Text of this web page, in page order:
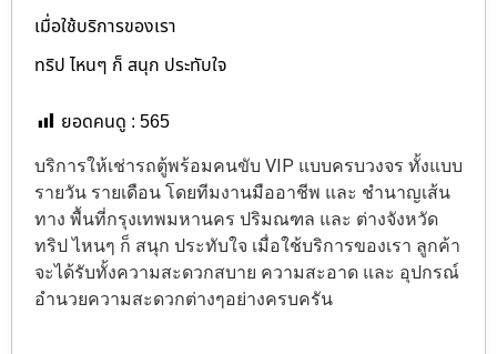
เมื่อใช้บริการของเรา
ทริป ไหนๆ ก็ สนุก ประทับใจ
ยอดคนดู : 565
บริการให้เช่ารถตู้พร้อมคนขับ VIP แบบครบวงจร ทั้งแบบ
รายวัน รายเดือน โดยทีมงานมืออาชีพ และ ชำนาญเส้น
ทาง พื้นที่กรุงเทพมหานคร ปริมณฑล และ ต่างจังหวัด
ทริป ไหนๆ ก็ สนุก ประทับใจ เมื่อใช้บริการของเรา ลูกค้า
จะได้รับทั้งความสะดวกสบาย ความสะอาด และ อุปกรณ์
อำนวยความสะดวกต่างๆอย่างครบครัน